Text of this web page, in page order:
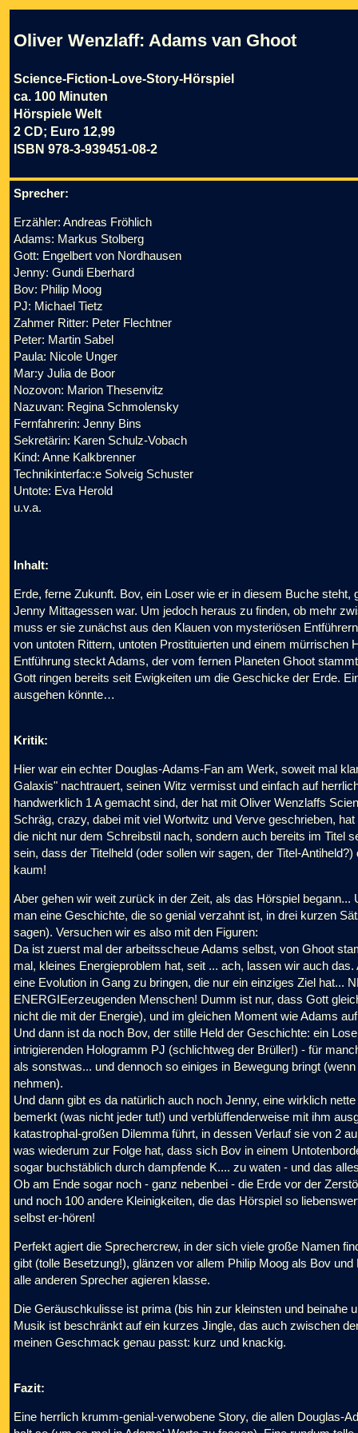
Oliver Wenzlaff: Adams van Ghoot
Science-Fiction-Love-Story-Hörspiel
ca. 100 Minuten
Hörspiele Welt
2 CD; Euro 12,99
ISBN 978-3-939451-08-2
Sprecher:
Erzähler: Andreas Fröhlich
Adams: Markus Stolberg
Gott: Engelbert von Nordhausen
Jenny: Gundi Eberhard
Bov: Philip Moog
PJ: Michael Tietz
Zahmer Ritter: Peter Flechtner
Peter: Martin Sabel
Paula: Nicole Unger
Mar:y Julia de Boor
Nozovon: Marion Thesenvitz
Nazuvan: Regina Schmolensky
Fernfahrerin: Jenny Bins
Sekretärin: Karen Schulz-Vobach
Kind: Anne Kalkbrenner
Technikinterfac:e Solveig Schuster
Untote: Eva Herold
u.v.a.
Inhalt:
Erde, ferne Zukunft. Bov, ein Loser wie er in diesem Buche
Jenny Mittagessen war. Um jedoch heraus zu finden, ob mehr
muss er sie zunächst aus den Klauen von mysteriösen
von untoten Rittern, untoten Prostituierten und einem mürrischen
Entführung steckt Adams, der vom fernen Planeten Ghoot
Gott ringen bereits seit Ewigkeiten um die Geschicke der Erde.
ausgehen könnte…
Kritik:
Hier war ein echter Douglas-Adams-Fan am Werk, soweit mal
Galaxis" nachtrauert, seinen Witz vermisst und einfach auf
handwerklich 1 A gemacht sind, der hat mit Oliver Wenzlaffs
Schräg, crazy, dabei mit viel Wortwitz und Verve geschrieben,
die nicht nur dem Schreibstil nach, sondern auch bereits im Titel
sein, dass der Titelheld (oder sollen wir sagen, der Titel-
kaum!
Aber gehen wir weit zurück in der Zeit, als das Hörspiel
man eine Geschichte, die so genial verzahnt ist, in drei kurzen
sagen). Versuchen wir es also mit den Figuren:
Da ist zuerst mal der arbeitsscheue Adams selbst, von Ghoot
mal, kleines Energieproblem hat, seit ... ach, lassen wir auch
eine Evolution in Gang zu bringen, die nur ein einziges Ziel hat...
ENERGIEerzeugenden Menschen! Dumm ist nur, dass Gott
nicht die mit der Energie), und im gleichen Moment wie Adams
Und dann ist da noch Bov, der stille Held der Geschichte: ein
intrigierenden Hologramm PJ (schlichtweg der Brüller!) - für
als sonstwas... und dennoch so einiges in Bewegung bringt
nehmen).
Und dann gibt es da natürlich auch noch Jenny, eine wirklich
bemerkt (was nicht jeder tut!) und verblüffenderweise mit ihm
katastrophal-großen Dilemma führt, in dessen Verlauf sie von 2
was wiederum zur Folge hat, dass sich Bov in einem
sogar buchstäblich durch dampfende K.... zu waten - und das
Ob am Ende sogar noch - ganz nebenbei - die Erde vor der
und noch 100 andere Kleinigkeiten, die das Hörspiel so
selbst er-hören!
Perfekt agiert die Sprechercrew, in der sich viele große Namen
gibt (tolle Besetzung!), glänzen vor allem Philip Moog als Bov
alle anderen Sprecher agieren klasse.
Die Geräuschkulisse ist prima (bis hin zur kleinsten und beinahe
Musik ist beschränkt auf ein kurzes Jingle, das auch zwischen
meinen Geschmack genau passt: kurz und knackig.
Fazit:
Eine herrlich krumm-genial-verwobene Story, die allen Douglas-